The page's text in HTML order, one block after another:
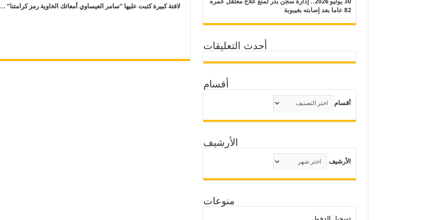
لافتة كبيرة كتبت عليها “سامر العيساوي أمعائك الخاوية رمز كرامتنا” …
82 عاما بعد إصابته بغيبوبة
أحدث التعليقات
أقسام
أقسام
الأرشيف
الأرشيف
منوعات